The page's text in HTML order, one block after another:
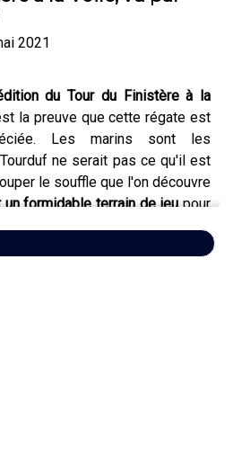
2021
du Tour du Finistère à la
la preuve que cette régate est
Les marins sont les
ne serait pas ce qu'il est
le souffle que l'on découvre
un formidable terrain de jeupour
les cailloux, apprivoiser les
les opportunités au gré des